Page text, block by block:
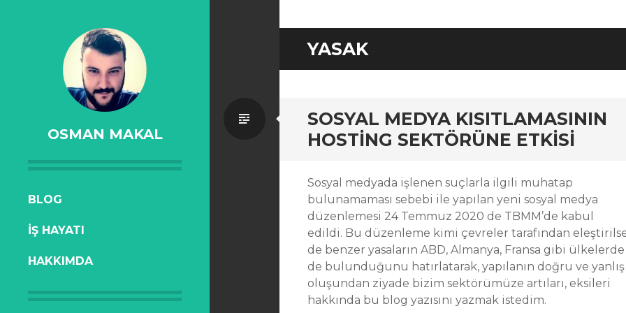
OSMAN MAKAL
SKIP
CONTENT
BLOG
İŞ HAYATI
HAKKIMDA
YASAK
SOSYAL MEDYA KISITLAMASININ
HOSTING SEKTÖRÜNE ETKISI
Standard
Sosyal medyada işlenen suçlarla ilgili muhatap
bulunamaması sebebi ile yapılan yeni sosyal medya
düzenlemesi 24 Temmuz 2020 de TBMM’de kabul
edildi. Bu düzenleme kimi çevreler tarafından
de benzer yasaların ABD, Almanya, Fransa gibi ülkelerde
de bulunduğunu hatırlatarak, yapılanın doğru ve yanlış
oluşundan ziyade bizim sektörümüze artıları, eksileri
hakkında bu blog yazısını yazmak istedim.